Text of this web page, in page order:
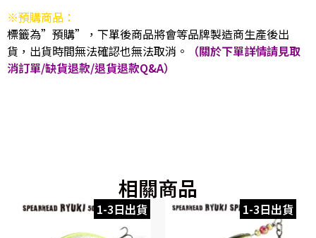
※預購商品：
標籤為”預購”，下單後商品將會等品牌製造商生產後出
貨，出貨時間無法確認也無法取消。
（關於下單詳情請見取
消訂單/缺貨退款/退貨退款Q&A）
相關商品
1-3日出貨 1-3日出貨